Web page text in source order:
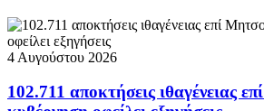
4 Αυγούστου 2026
102.711 αποκτήσεις ιθαγένειας